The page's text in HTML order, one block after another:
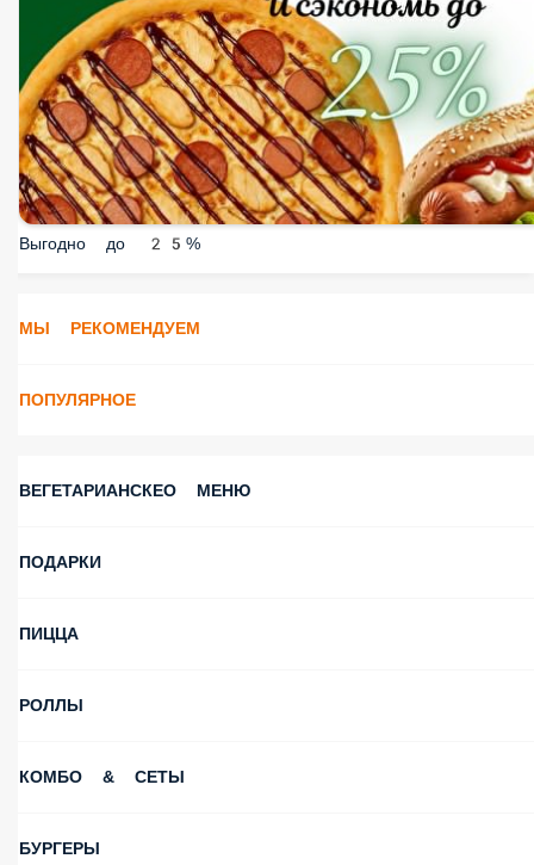
Выгодно до 25%
МЫ РЕКОМЕНДУЕМ
ПОПУЛЯРНОЕ
ВЕГЕТАРИАНСКЕО МЕНЮ
ПОДАРКИ
ПИЦЦА
РОЛЛЫ
КОМБО & СЕТЫ
БУРГЕРЫ